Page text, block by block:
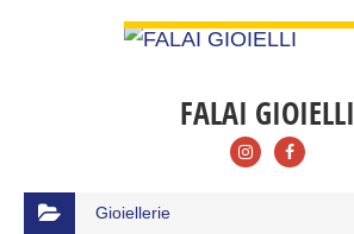
FALAI GIOIELLI
Gioiellerie